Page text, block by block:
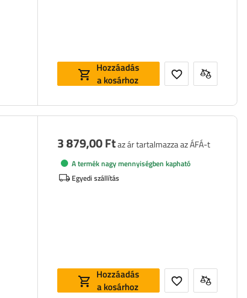
Hozzáadás
a kosárhoz
3 879,00 Ftaz ár tartalmazza az ÁFÁ-t
A termék nagy mennyiségben kapható
Egyedi szállítás
Hozzáadás
a kosárhoz